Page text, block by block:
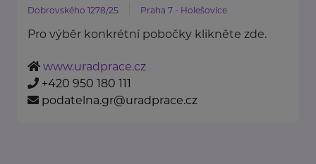
Dobrovského 1278/25 Praha 7 - Holešovice
Pro výběr konkrétní pobočky klikněte zde.
www.uradprace.cz
+420 950 180 111
podatelna.gr@uradprace.cz